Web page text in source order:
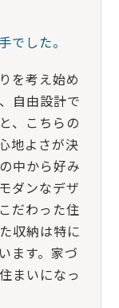
でした。
を考え始め
自由設計で
、こちらの
地よさが決
中から好み
ダンなデザ
だわった住
収納は特に
ます。家づ
まいになっ